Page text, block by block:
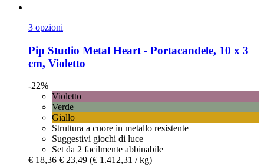
3 opzioni
Pip Studio Metal Heart -​ Portacandele, 10 x 3
cm, Violetto
-22%
Violetto
Verde
Giallo
Struttura a cuore in metallo resistente
Suggestivi giochi di luce
Set da 2 facilmente abbinabile
€ 18,36 € 23,49 (€ 1.412,31 / kg)